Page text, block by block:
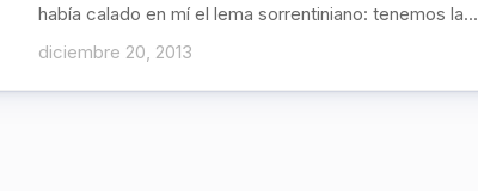
había calado en mí el lema sorrentiniano: tenemos la...
diciembre 20, 2013